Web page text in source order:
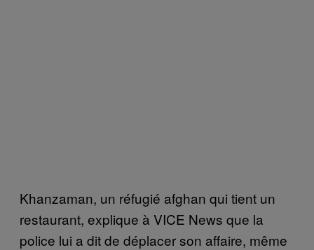
Khanzaman, un réfugié afghan qui tient un
restaurant, explique à VICE News que la
police lui a dit de déplacer son affaire, même